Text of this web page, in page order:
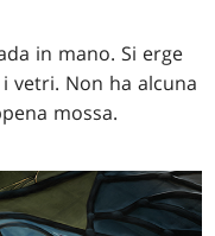
in mano. Si erge
vetri. Non ha alcuna
mossa.